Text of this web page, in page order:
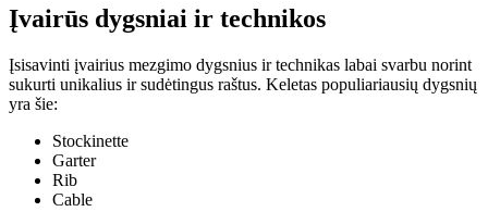
Įvairūs dygsniai ir technikos
Įsisavinti įvairius mezgimo dygsnius ir technikas labai svarbu norint
sukurti unikalius ir sudėtingus raštus. Keletas populiariausių dygsnių
yra šie:
Stockinette
Garter
Rib
Cable